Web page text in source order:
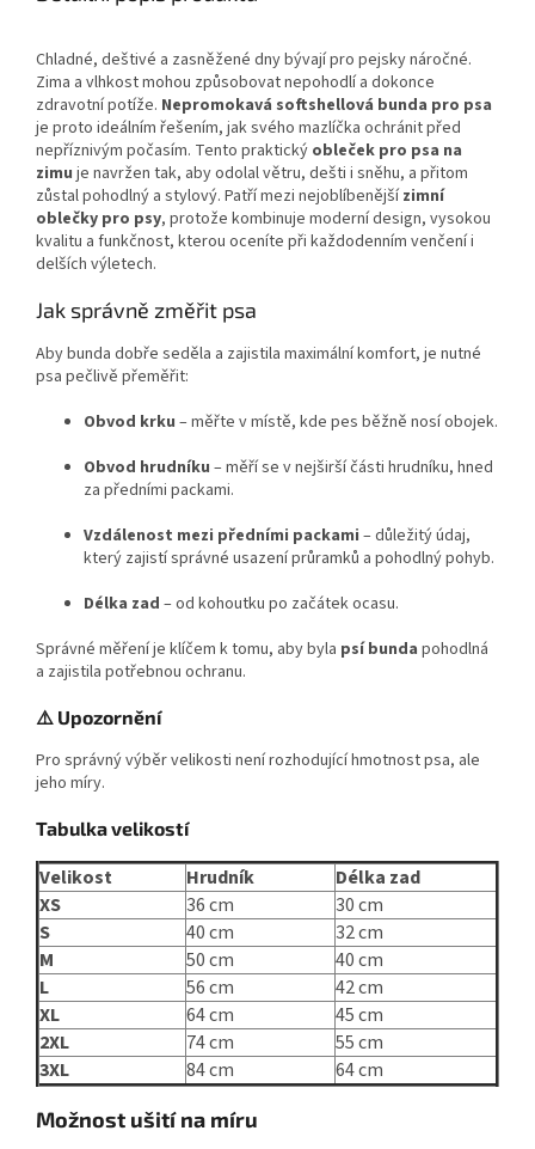
Chladné, deštivé a zasněžené dny bývají pro pejsky náročné.
Zima a vlhkost mohou způsobovat nepohodlí a dokonce
zdravotní potíže. Nepromokavá softshellová bunda pro psa
je proto ideálním řešením, jak svého mazlíčka ochránit před
nepříznivým počasím. Tento praktický obleček pro psa na
zimu je navržen tak, aby odolal větru, dešti i sněhu, a přitom
zůstal pohodlný a stylový. Patří mezi nejoblíbenějšízimní
oblečky pro psy, protože kombinuje moderní design, vysokou
kvalitu a funkčnost, kterou oceníte při každodenním venčení i
delších výletech.
Jak správně změřit psa
Aby bunda dobře seděla a zajistila maximální komfort, je nutné
psa pečlivě přeměřit:
Obvod krku – měřte v místě, kde pes běžně nosí obojek.
Obvod hrudníku – měří se v nejširší části hrudníku, hned
za předními packami.
Vzdálenost mezi předními packami – důležitý údaj,
který zajistí správné usazení průramků a pohodlný pohyb.
Délka zad – od kohoutku po začátek ocasu.
Správné měření je klíčem k tomu, aby byla psí bunda pohodlná
a zajistila potřebnou ochranu.
⚠️ Upozornění
Pro správný výběr velikosti není rozhodující hmotnost psa, ale
jeho míry.
Tabulka velikostí
Velikost Hrudník
Délka zad
XS
36 cm
30 cm
S
40 cm
32 cm
M
50 cm
40 cm
L
56 cm
42 cm
XL
64 cm
45 cm
2XL
74 cm
55 cm
3XL
84 cm
64 cm
Možnost ušití na míru